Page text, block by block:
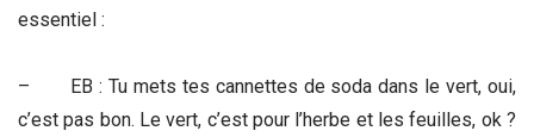
essentiel :
– EB : Tu mets tes cannettes de soda dans le vert, oui,
c’est pas bon. Le vert, c’est pour l’herbe et les feuilles, ok ?